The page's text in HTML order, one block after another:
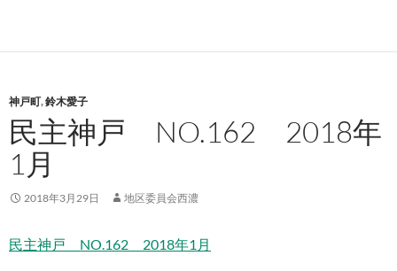
神戸町,鈴木愛子
民主神戸 NO.162 2018年
1月
2018年3月29日 地区委員会西濃
民主神戸 NO.162 2018年1月